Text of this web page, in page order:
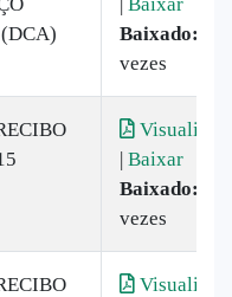
Baixado:
vezes
Visualizar
| Baixar
Baixado:
vezes
Visualizar